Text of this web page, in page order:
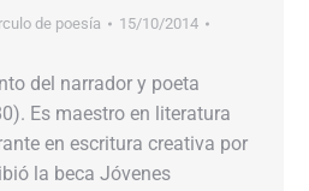
de poesía
15/10/2014
del narrador y poeta
Es maestro en literatura
en escritura creativa por
la beca Jóvenes